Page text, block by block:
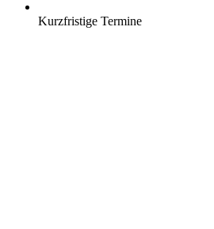
Kurzfristige Termine